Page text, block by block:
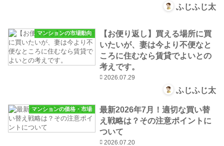
ふじふじ太
マンションの市場動向
【お便り返し】買える場所に買
いたいが、妻は今より不便なと
ころに住むなら賃貸でよいとの
考えです。
2026.07.29
ふじふじ太
マンションの価格・市場
最新2026年7月！適切な買い替
え戦略は？その注意ポイントに
ついて
2026.07.20